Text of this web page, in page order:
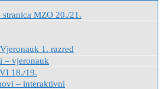
MZO 20./21.
1. razred
– vjeronauk
18./19.
– interaktivni